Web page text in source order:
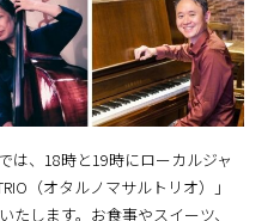
は、18時と19時にローカルジャ
（オタルノマサルトリオ）」
たします。お食事やスイーツ、